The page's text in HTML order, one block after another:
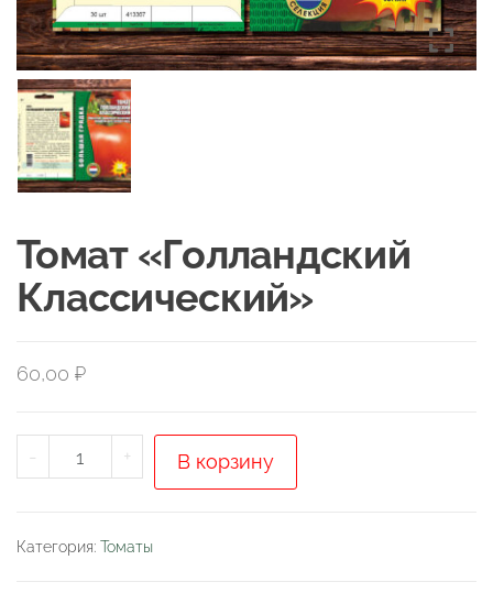
Томат «Голландский
Классический»
60,00 ₽
-
Количество
товара
"Голландский
+ В корзину
Категория: Томаты